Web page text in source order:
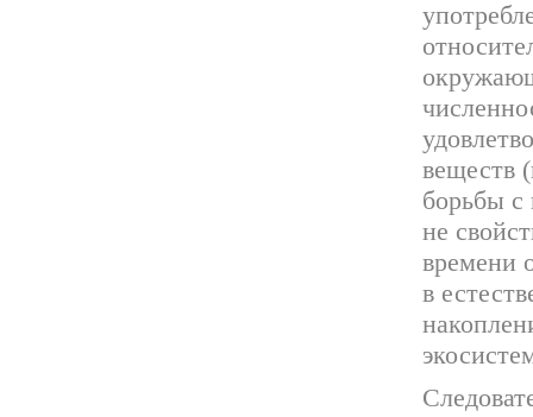
веществ
борьбы с
не
времени
в